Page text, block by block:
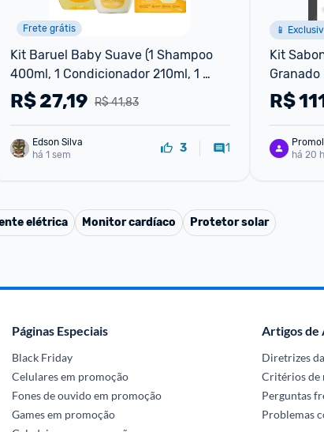
Frete grátis
Kit Baruel Baby Suave (1 Shampoo
400ml, 1 Condicionador 210ml, 1
Sabonete em Barra 70g)
R$ 41,83
R$27,19
Edson Silva
há 1 sem
3 1
📱
Kit
unidades
R$
há 20 h
elétrica Monitor cardíaco Protetor solar
Páginas Especiais
Black Friday
Celulares em promoção
Fones de ouvido em promoção
Games em promoção
Artigos de
Diretrizes
Critérios de
Perguntas
Problemas